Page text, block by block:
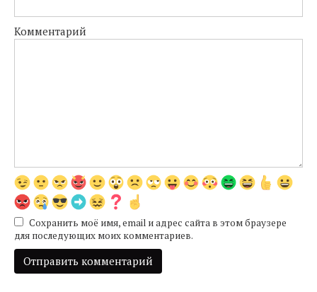
Комментарий
Сохранить моё имя, email и адрес сайта в этом браузере
для последующих моих комментариев.